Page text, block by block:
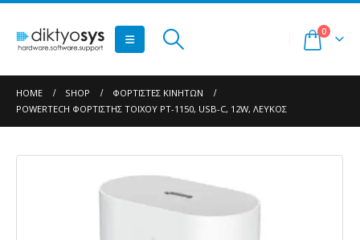
0
HOME SHOP
ΦΟΡΤΙΣΤΈΣ ΚΙΝΗΤΏΝ
POWERTECH ΦΟΡΤΙΣΤΉΣ ΤΟΊΧΟΥ PT-1150, USB-C, 12W, ΛΕΥΚΌΣ